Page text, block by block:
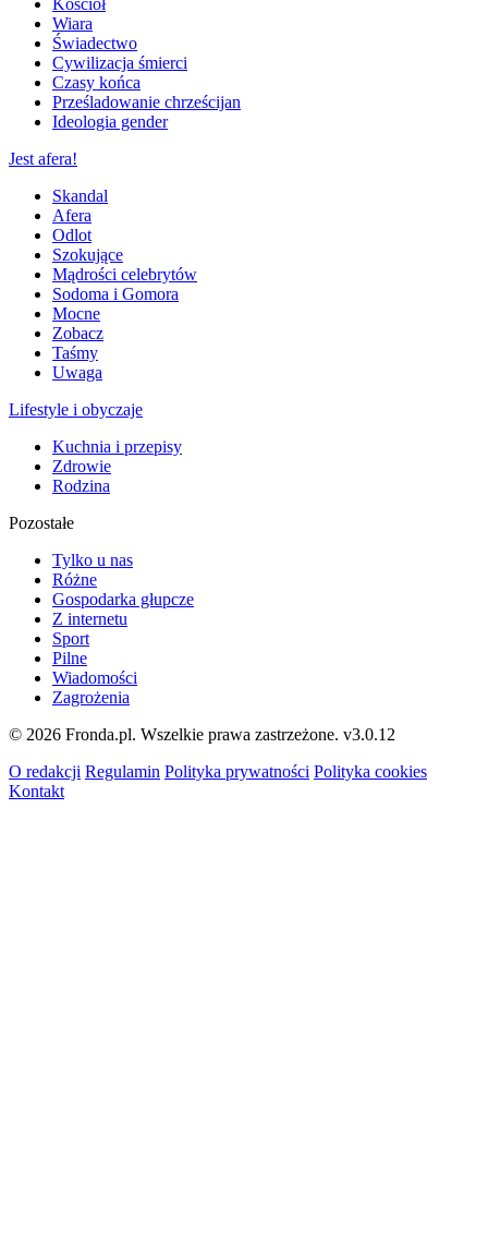
Wiara
Świadectwo
Cywilizacja śmierci
Czasy końca
Prześladowanie chrześcijan
Ideologia gender
Jest afera!
Skandal
Afera
Odlot
Szokujące
Mądrości celebrytów
Sodoma i Gomora
Mocne
Zobacz
Taśmy
Uwaga
Lifestyle i obyczaje
Kuchnia i przepisy
Zdrowie
Rodzina
Pozostałe
Tylko u nas
Różne
Gospodarka głupcze
Z internetu
Sport
Pilne
Wiadomości
Zagrożenia
© 2026 Fronda.pl. Wszelkie prawa zastrzeżone. v3.0.12
O redakcji Regulamin Polityka prywatności Polityka cookies
Kontakt